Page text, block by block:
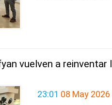
vuelven a reinventar
23:01 08 May 2026